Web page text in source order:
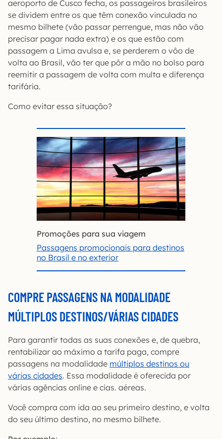
aeroporto de Cusco fecha, os passageiros brasileiros
se dividem entre os que têm conexão vinculada no
mesmo bilhete (vão passar perrengue, mas não vão
precisar pagar nada extra) e os que estão com
passagem a Lima avulsa e, se perderem o vôo de
volta ao Brasil, vão ter que pôr a mão no bolso para
reemitir a passagem de volta com multa e diferença
tarifária.
Como evitar essa situação?
Promoções para sua viagem
Passagens promocionais para destinos
no Brasil e no exterior
COMPRE PASSAGENS NA MODALIDADE
MÚLTIPLOS DESTINOS/VÁRIAS CIDADES
Para garantir todas as suas conexões e, de quebra,
rentabilizar ao máximo a tarifa paga, compre
passagens na modalidade múltiplos destinos ou
várias cidades. Essa modalidade é oferecida por
várias agências online e cias. aéreas.
Você compra com ida ao seu primeiro destino, e volta
do seu último destino, no mesmo bilhete.